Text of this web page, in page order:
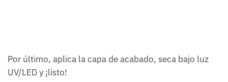
Por último, aplica la capa de acabado, seca bajo luz
UV/LED y ¡listo!